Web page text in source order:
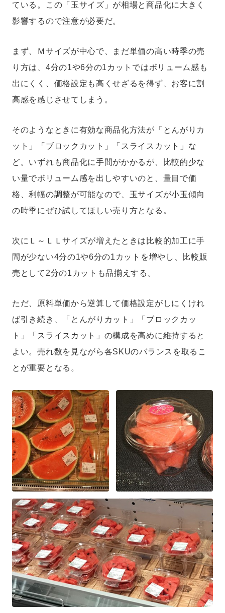
ている。この「玉サイズ」が相場と商品化に大きく
影響するので注意が必要だ。
まず、Ｍサイズが中心で、まだ単価の高い時季の売
り方は、4分の1や6分の1カットではボリューム感も
出にくく、価格設定も高くせざるを得ず、お客に割
高感を感じさせてしまう。
そのようなときに有効な商品化方法が「とんがりカ
ット」「ブロックカット」「スライスカット」な
ど。いずれも商品化に手間がかかるが、比較的少な
い量でボリューム感を出しやすいのと、量目で価
格、利幅の調整が可能なので、玉サイズが小玉傾向
の時季にぜひ試してほしい売り方となる。
次にＬ～ＬＬサイズが増えたときは比較的加工に手
間が少ない4分の1や6分の1カットを増やし、比較販
売として2分の1カットも品揃えする。
ただ、原料単価から逆算して価格設定がしにくけれ
ば引き続き、「とんがりカット」「ブロックカッ
ト」「スライスカット」の構成を高めに維持すると
よい。売れ数を見ながら各SKUのバランスを取るこ
とが重要となる。